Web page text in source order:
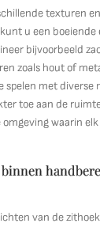
texturen
u een boeiende
bijvoorbeeld
zoals hout of
met diverse
toe aan de
waarin
van de